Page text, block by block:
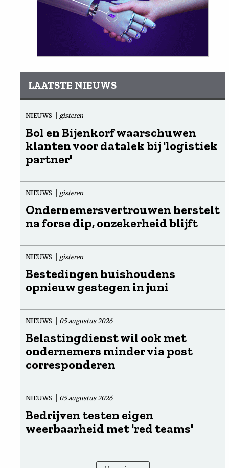
LAATSTE NIEUWS
NIEUWS gisteren
Bol en Bijenkorf waarschuwen
klanten voor datalek bij 'logistiek
partner'
NIEUWS gisteren
Ondernemersvertrouwen herstelt
na forse dip, onzekerheid blijft
NIEUWS gisteren
Bestedingen huishoudens
opnieuw gestegen in juni
NIEUWS 05 augustus 2026
Belastingdienst wil ook met
ondernemers minder via post
corresponderen
NIEUWS 05 augustus 2026
Bedrijven testen eigen
weerbaarheid met 'red teams'